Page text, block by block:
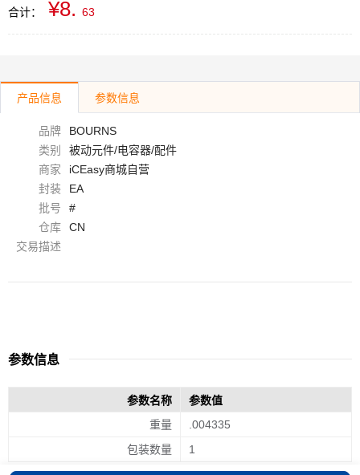
合计： ¥8. 63
产品信息 参数信息
品牌
BOURNS
类别
被动元件/电容器/配件
商家
iCEasy商城自营
封装
EA
批号
#
仓库
CN
交易描述
参数信息
参数名称
参数值
重量
.004335
包装数量
1